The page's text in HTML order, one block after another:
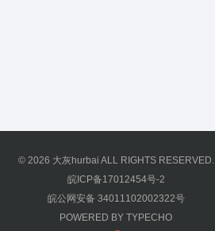
© 2026 大灰hurbai ALL RIGHTS RESERVED.
皖ICP备17012454号-2
皖公网安备 34011102002322号
POWERED BY TYPECHO